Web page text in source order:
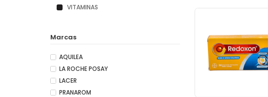
VITAMINAS
Marcas
AQUILEA
LA ROCHE POSAY
LACER
PRANAROM